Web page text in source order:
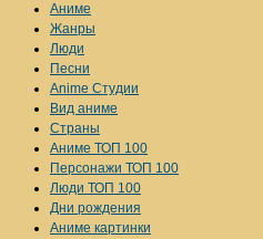
Аниме
Жанры
Люди
Песни
Anime Студии
Вид аниме
Страны
Аниме ТОП 100
Персонажи ТОП 100
Люди ТОП 100
Дни рождения
Аниме картинки